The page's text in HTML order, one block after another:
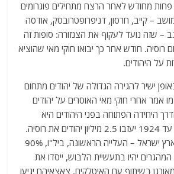
מחודש לאחר הרצח מתחילים פוגרומים
– קייב, חרסון, דניפרופטרובסק, אודסה
– שזה נועד לעקוף את הצנזורה: סופות זה
רוסיה. חודש אחר כך יבואו חוקי מאי שהוציא
על היהודים.
ישיר להגירה הגדולה של יהודים מתחום
אמר אחרי חוקי מאי האוסרים על יהודים
היחידה הפתוחה בפני היהודים היא
מערבה – והם יקשיבו. עד 1924 יעזבו 2.5 מיליון יהודים את רוסיה.
אחוז אחד מהם יגיע לארץ ישראל – העלייה הראשונה, ביל"ו, 90%
המהגרים יהיו בתעשיית הלבוש, ייסדו את
בשיתוף עם האיטלקים, צאצאיהם יגיעו